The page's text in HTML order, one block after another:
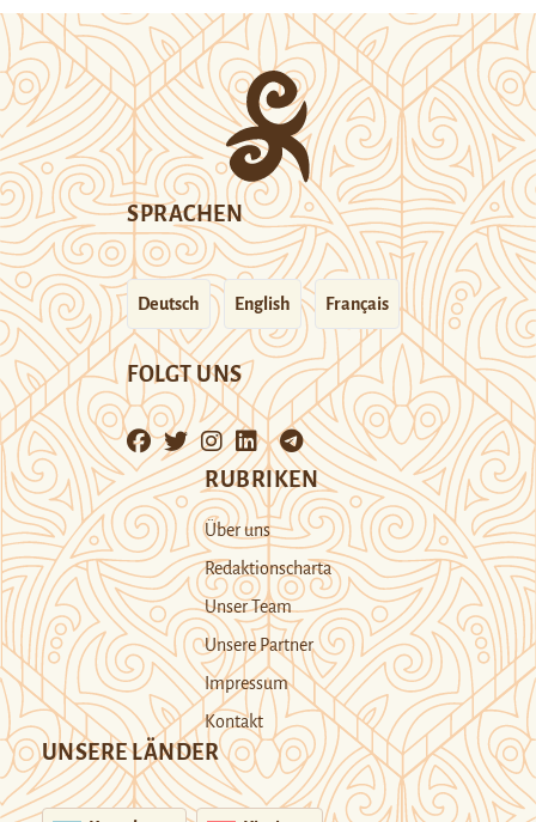
SPRACHEN
Deutsch English Français
FOLGT UNS
RUBRIKEN
Über uns
Redaktionscharta
Unser Team
Unsere Partner
Impressum
Kontakt
UNSERE LÄNDER